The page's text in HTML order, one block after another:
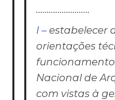
…………………….
I – estabelecer
orientações
Nacional de
com vistas à